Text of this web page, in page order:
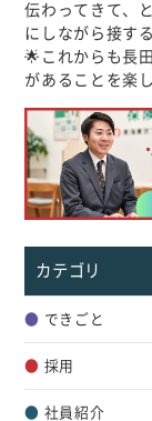
伝わってきて、
にしながら接す
🌟これからも長
があることを楽
カテゴリ
● できごと
● 採用
● 社員紹介